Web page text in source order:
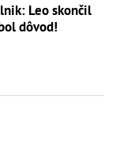
Leo skončil
dôvod!